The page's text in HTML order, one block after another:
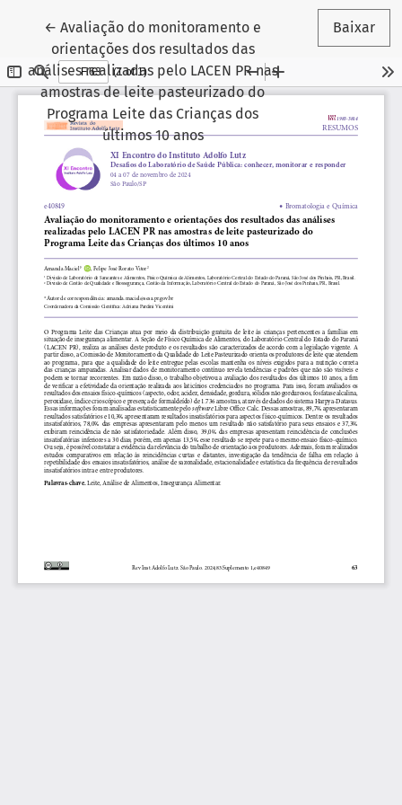
←Voltar aos Detalhes do Artigo
Avaliação do monitoramento e
orientações dos resultados das
análises realizadas pelo LACEN PR nas
amostras de leite pasteurizado do
Programa Leite das Crianças dos
últimos 10 anos
Baixar